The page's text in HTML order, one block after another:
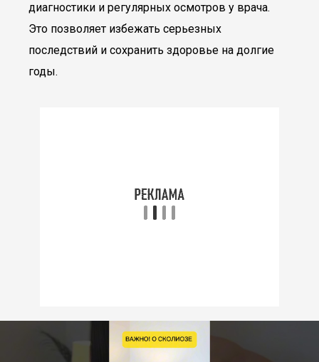
диагностики и регулярных осмотров у врача.
Это позволяет избежать серьезных
последствий и сохранить здоровье на долгие
годы.